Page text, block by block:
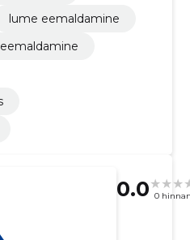
lume eemaldamine
0.0 0